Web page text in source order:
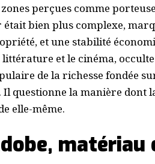
perçues comme
bien plus complexe,
et une stabilité
et le cinéma,
de la richesse fondée
questionne la manière dont
elle-même.
matériau